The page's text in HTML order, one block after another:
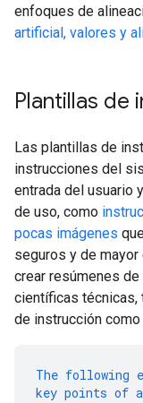
enfoques de
artificial, valores y
Plantillas de
Las plantillas de
instrucciones del
entrada del usuario
de uso, como
pocas imágenes
seguros y de
crear resúmenes
científicas técnicas,
de instrucción
The following
key points of